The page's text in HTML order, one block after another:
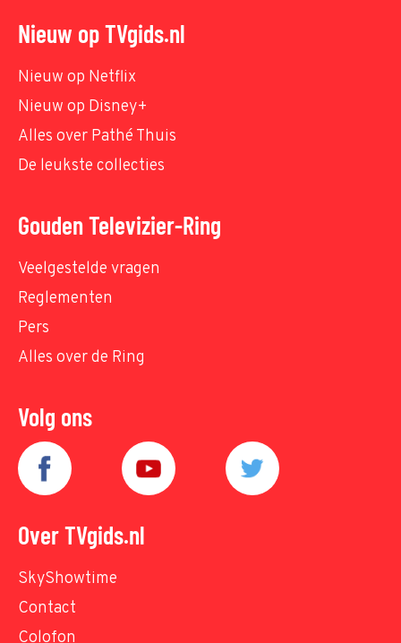
Nieuw op TVgids.nl
Nieuw op Netflix
Nieuw op Disney+
Alles over Pathé Thuis
De leukste collecties
Gouden Televizier-Ring
Veelgestelde vragen
Reglementen
Pers
Alles over de Ring
Volg ons
Over TVgids.nl
SkyShowtime
Contact
Colofon